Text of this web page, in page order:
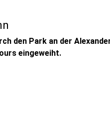
den Park an der
eingeweiht.